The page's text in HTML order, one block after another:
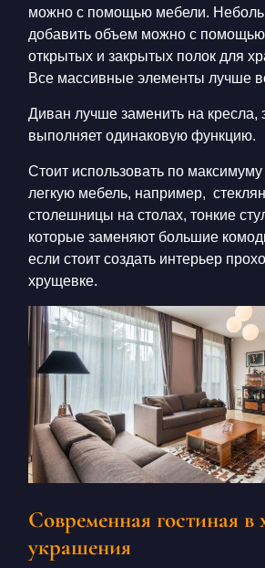
можно с помощью мебели.
добавить объем можно с
открытых и закрытых полок для
Все массивные элементы лучше
Диван лучше заменить на кресла,
выполняет одинаковую функцию.
Стоит использовать по
легкую мебель, например,
столешницы на столах, тонкие
которые заменяют большие
если стоит создать интерьер
хрущевке.
Современная гостиная в
украшения